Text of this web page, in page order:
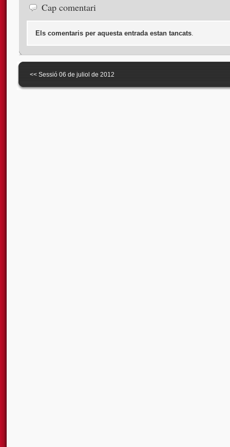
Cap comentari
Els comentaris per aquesta entrada estan tancats.
<< Sessió 06 de juliol de 2012